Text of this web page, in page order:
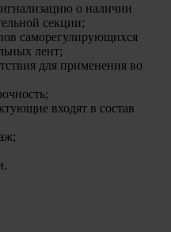
о наличии
секции;
саморегулирующихся
лент;
для применения во
входят в состав